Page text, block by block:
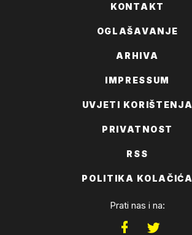
KONTAKT
OGLAŠAVANJE
ARHIVA
IMPRESSUM
UVJETI KORIŠTENJA
PRIVATNOST
RSS
POLITIKA KOLAČIĆA
Prati nas i na: